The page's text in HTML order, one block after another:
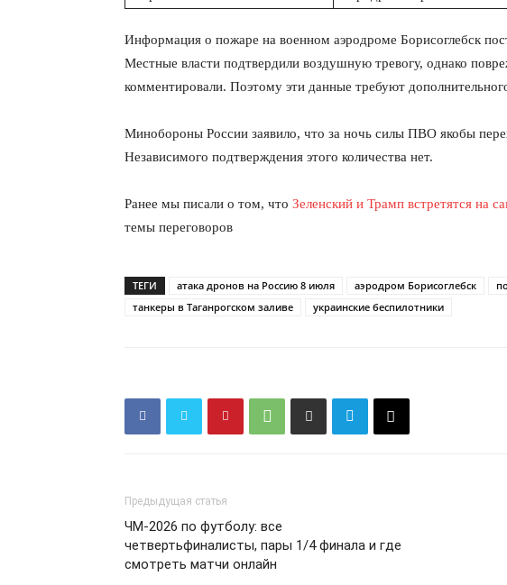
Информация о пожаре на военном аэродроме Борисоглебск
Местные власти подтвердили воздушную тревогу, однако
комментировали. Поэтому эти данные требуют
Минобороны России заявило, что за ночь силы ПВО якобы
Независимого подтверждения этого количества нет.
Ранее мы писали о том, что Зеленский и Трамп встретятся на
темы переговоров
ТЕГИ атака дронов на Россию 8 июля аэродром Борисоглебск
танкеры в Таганрогском заливе
украинские беспилотники
Предыдущая статья
ЧМ-2026 по футболу: все
четвертьфиналисты, пары 1/4 финала и где
смотреть матчи онлайн